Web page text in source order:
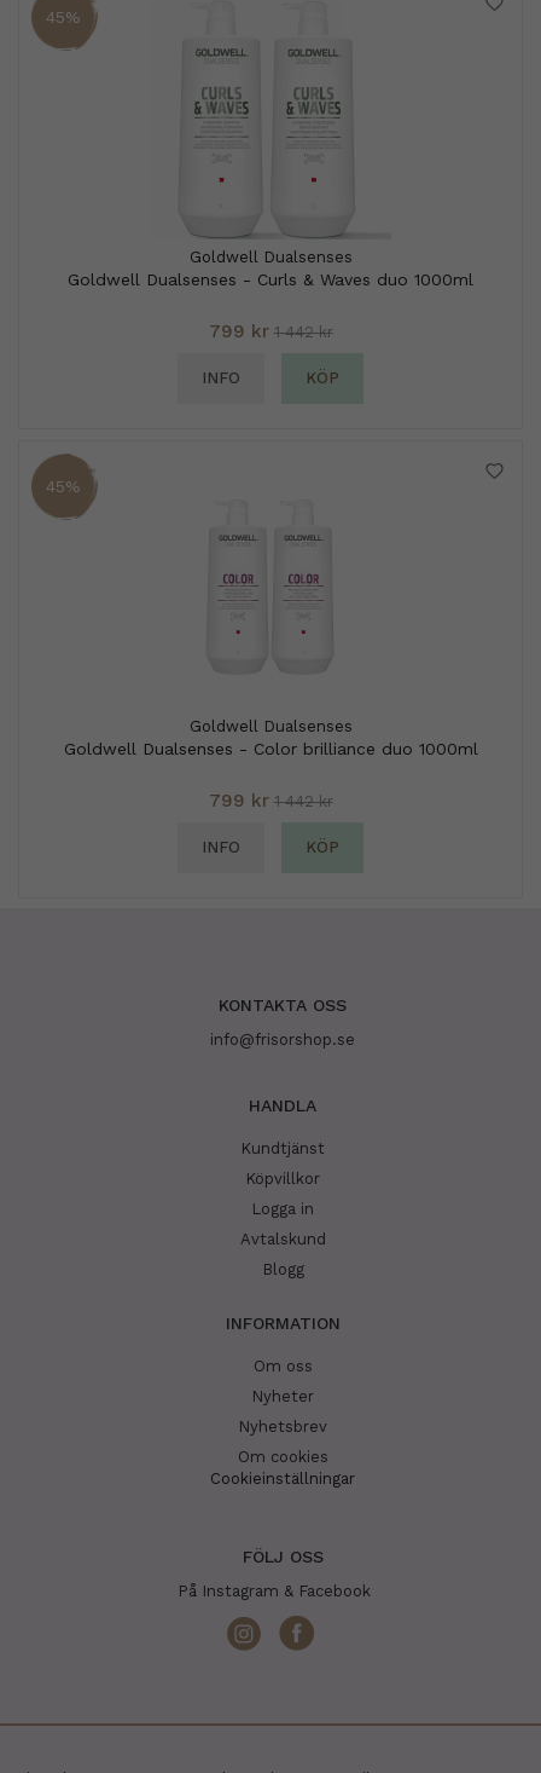
45%
Goldwell Dualsenses
Goldwell Dualsenses - Curls & Waves duo 1000ml
799 kr 1 442 kr
INFO KÖP
45%
Goldwell Dualsenses
Goldwell Dualsenses - Color brilliance duo 1000ml
799 kr 1 442 kr
INFO KÖP
KONTAKTA OSS
info@frisorshop.se
HANDLA
Kundtjänst
Köpvillkor
Logga in
Avtalskund
Blogg
INFORMATION
Om oss
Nyheter
Nyhetsbrev
Om cookies
Cookieinställningar
FÖLJ OSS
På Instagram & Facebook